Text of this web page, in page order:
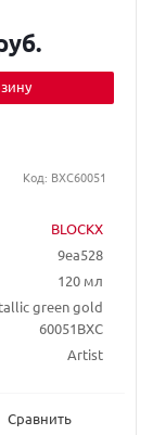
BLOCKX
9ea528
120 мл
green gold
60051BXC
Artist
Сравнить
Код: BXC60051